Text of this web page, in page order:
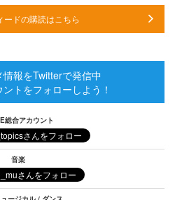
ドの購読はこちら
報をTwitterで発信中
トをフォローしよう！
総合アカウント
音楽